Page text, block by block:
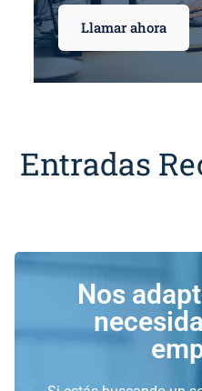
Llamar ahora
Entradas
Nos